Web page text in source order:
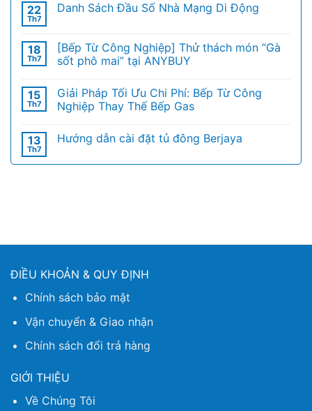
22
Th7
Danh Sách Đầu Số Nhà Mạng Di Động
18
Th7
[Bếp Từ Công Nghiệp] Thử thách món “Gà
sốt phô mai” tại ANYBUY
15
Th7
Giải Pháp Tối Ưu Chi Phí: Bếp Từ Công
Nghiệp Thay Thế Bếp Gas
13
Th7
Hướng dẫn cài đặt tủ đông Berjaya
ĐIỀU KHOẢN & QUY ĐỊNH
Chính sách bảo mật
Vận chuyển & Giao nhận
Chính sách đổi trả hàng
GIỚI THIỆU
Về Chúng Tôi